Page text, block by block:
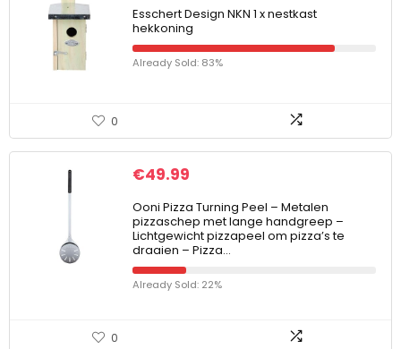
Esschert Design NKN 1 x nestkast
hekkoning
Already Sold: 83%
0
€49.99
Ooni Pizza Turning Peel – Metalen
pizzaschep met lange handgreep –
Lichtgewicht pizzapeel om pizza’s te
draaien – Pizza…
Already Sold: 22%
0